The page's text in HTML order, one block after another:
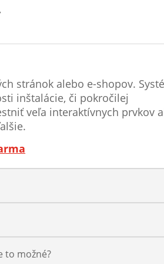
stránok alebo e-shopov.
inštalácie, či pokročilej
veľa interaktívnych prvkov
to možné?